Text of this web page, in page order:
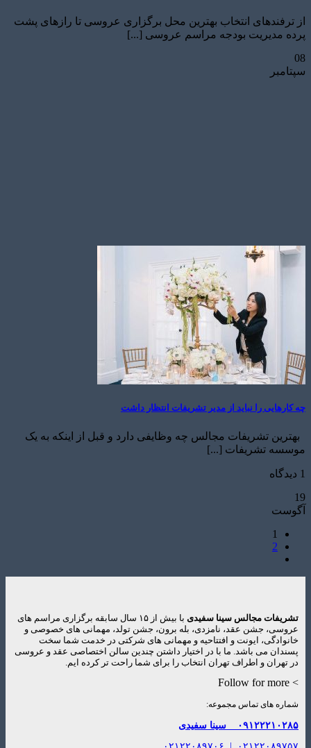
از ترفندهای انتخاب بهترین محل برگزاری عروسی تا رازهای پشت
پرده مدیریت بودجه مراسم عروسی [...]
08
سپتامبر
چه کارهایی را نباید از مدیر تشریفات انتظار داشت
بهترین تشریفات مجالس چه وظایفی دارد و قبل از اینکه به یک
موسسه تشریفات [...]
1 دیدگاه
19
آگوست
1
2
تشریفات مجالس سینا سفیدی
با بیش از ۱۵ سال سابقه برگزاری مراسم های
عروسی، جشن عقد، نامزدی، بله برون، جشن تولد، مهمانی های خصوصی و
خانوادگی، ایونت و افتتاحیه و مهمانی های شرکتی در خدمت شما سخت
پسندان می باشد. ما با در اختیار داشتن چندین سالن اختصاصی عقد و عروسی
در تهران و اطراف تهران انتخاب را برای شما راحت تر کرده ایم.
> Follow for more
شماره های تماس مجموعه:
۰۹۱۲۲۲۱۰۲۸۵ سینا سفیدی